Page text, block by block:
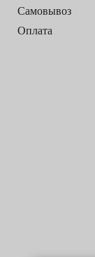
Самовывоз
Оплата